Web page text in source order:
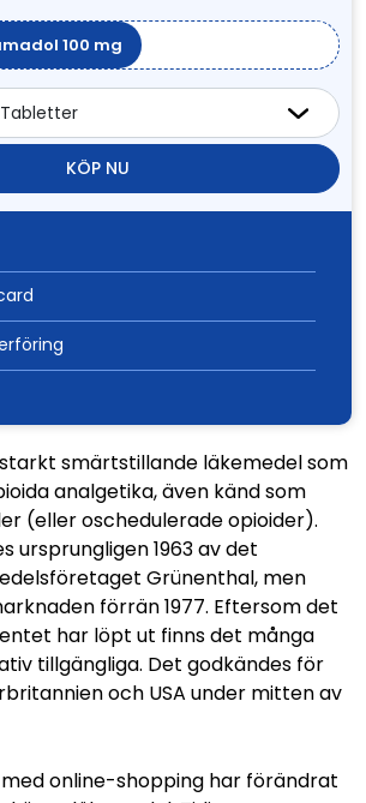
100 mg
KÖP NU
smärtstillande läkemedel som
analgetika, även känd som
(eller oschedulerade opioider).
ursprungligen 1963 av det
Grünenthal, men
förrän 1977. Eftersom det
har löpt ut finns det många
tillgängliga. Det godkändes för
och USA under mitten av
online-shopping har förändrat